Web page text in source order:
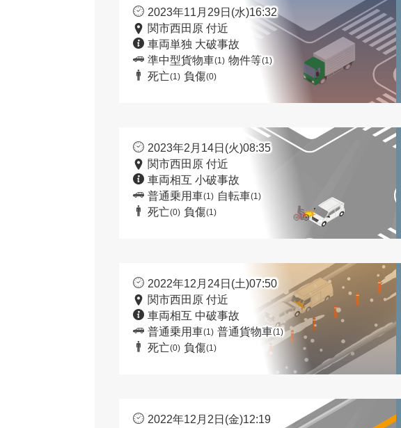
2023年11月29日(水)16:32
関市西田原 付近
車両単独 大破事故
準中型貨物車(1) 物件等(1)
死亡(1) 負傷(0)
2023年2月14日(火)08:35
関市西田原 付近
車両相互 小破事故
普通乗用車(1) 自転車(1)
死亡(0) 負傷(1)
2022年12月24日(土)07:50
関市西田原 付近
車両相互 中破事故
普通乗用車(1) 普通貨物車(1)
死亡(0) 負傷(1)
2022年12月2日(金)12:19